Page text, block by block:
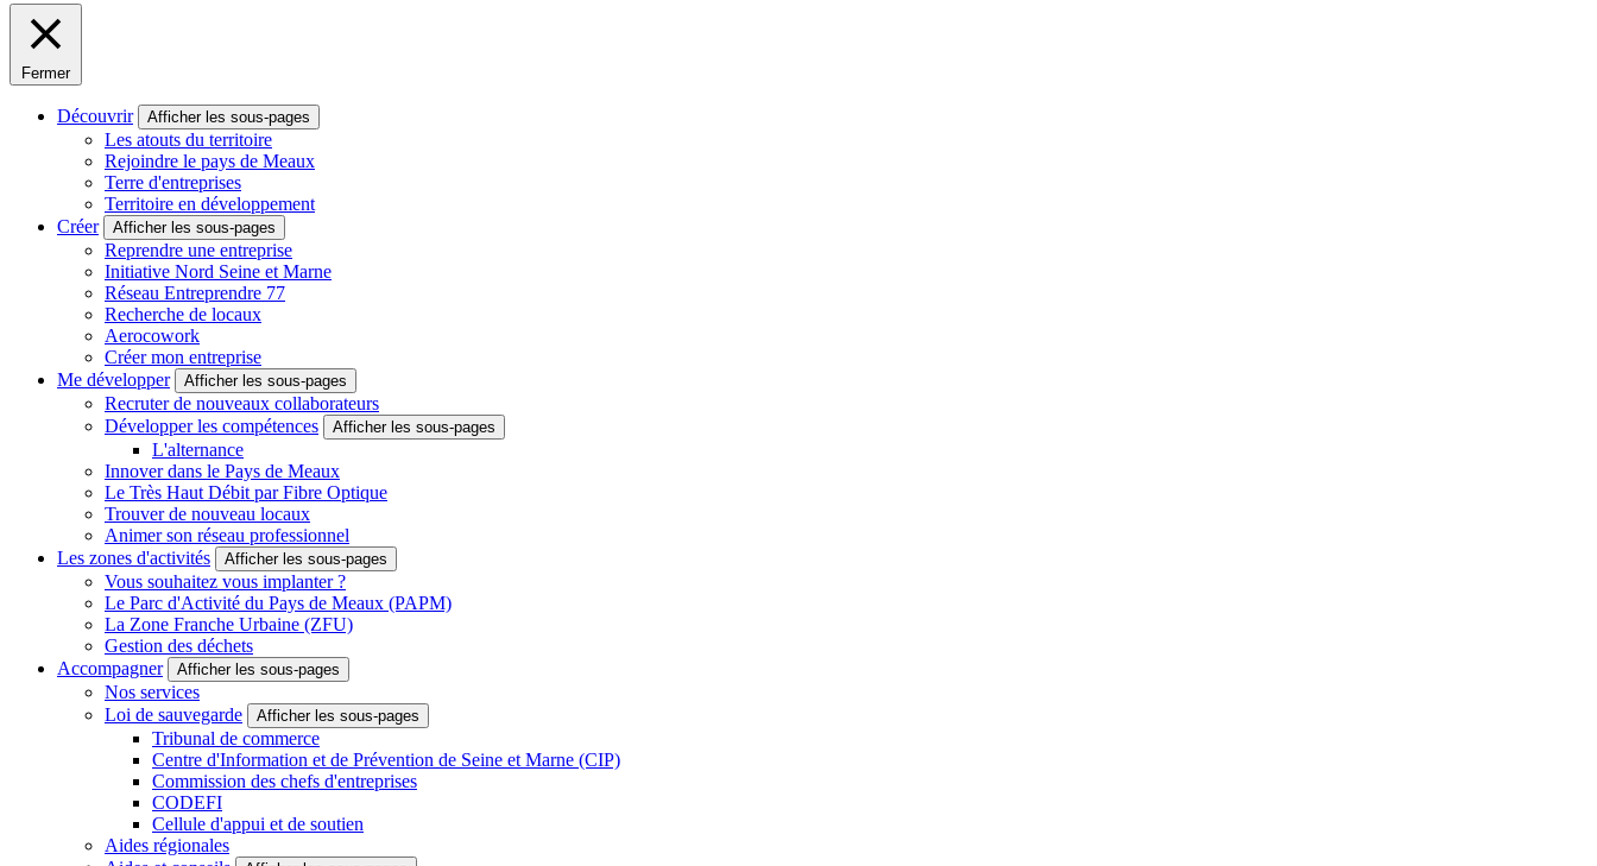
Fermer
Découvrir Afficher les sous-pages
Les atouts du territoire
Rejoindre le pays de Meaux
Terre d'entreprises
Territoire en développement
Créer
Afficher les sous-pages
Reprendre une entreprise
Initiative Nord Seine et Marne
Réseau Entreprendre 77
Recherche de locaux
Aerocowork
Créer mon entreprise
Me développer
Afficher les sous-pages
Recruter de nouveaux collaborateurs
Développer les compétences
Afficher les sous-pages
L'alternance
Innover dans le Pays de Meaux
Le Très Haut Débit par Fibre Optique
Trouver de nouveau locaux
Animer son réseau professionnel
Les zones d'activités
Afficher les sous-pages
Vous souhaitez vous implanter ?
Le Parc d'Activité du Pays de Meaux (PAPM)
La Zone Franche Urbaine (ZFU)
Gestion des déchets
Accompagner
Afficher les sous-pages
Nos services
Loi de sauvegarde
Afficher les sous-pages
Tribunal de commerce
Centre d'Information et de Prévention de Seine et Marne (CIP)
Commission des chefs d'entreprises
CODEFI
Cellule d'appui et de soutien
Aides régionales